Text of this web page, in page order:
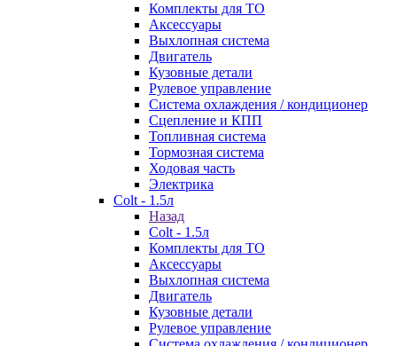
Комплекты для ТО
Аксессуары
Выхлопная система
Двигатель
Кузовные детали
Рулевое управление
Система охлаждения / кондиционер
Сцепление и КПП
Топливная система
Тормозная система
Ходовая часть
Электрика
Colt - 1.5л
Назад
Colt - 1.5л
Комплекты для ТО
Аксессуары
Выхлопная система
Двигатель
Кузовные детали
Рулевое управление